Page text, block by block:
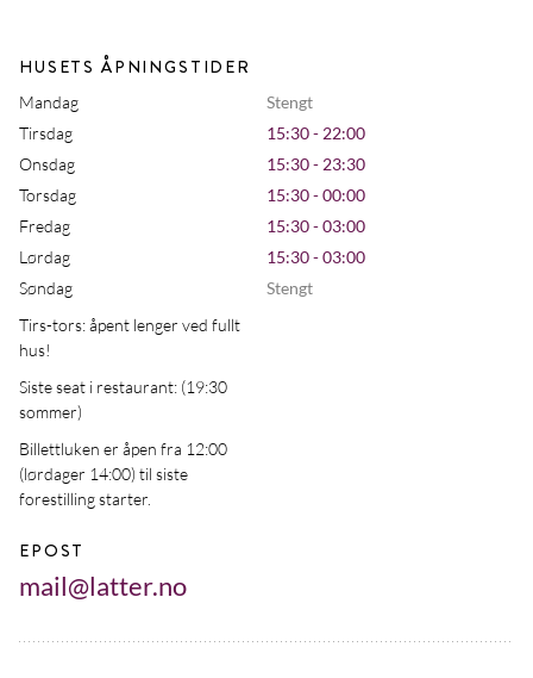
HUSETS ÅPNINGSTIDER
Mandag
Stengt
Tirsdag
15:30 - 22:00
Onsdag
15:30 - 23:30
Torsdag
15:30 - 00:00
Fredag
15:30 - 03:00
Lørdag
15:30 - 03:00
Søndag
Stengt
Tirs-tors: åpent lenger ved fullt
hus!
Siste seat i restaurant: (19:30
sommer)
Billettluken er åpen fra 12:00
(lørdager 14:00) til siste
forestilling starter.
EPOST
mail@latter.no